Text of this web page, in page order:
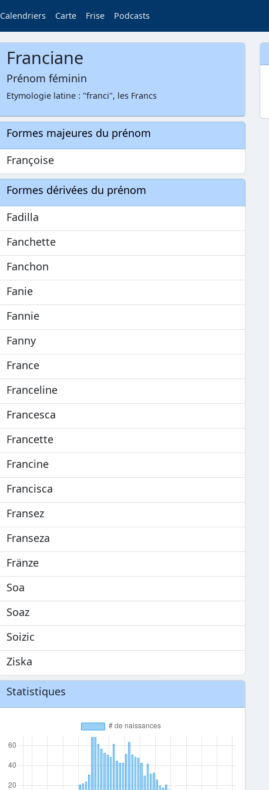
Calendriers Carte Frise Podcasts
Franciane
Prénom féminin
Etymologie latine : "franci", les Francs
Formes majeures du prénom
Françoise
Formes dérivées du prénom
Fadilla
Fanchette
Fanchon
Fanie
Fannie
Fanny
France
Franceline
Francesca
Francette
Francine
Francisca
Fransez
Franseza
Fränze
Soa
Soaz
Soizic
Ziska
Statistiques